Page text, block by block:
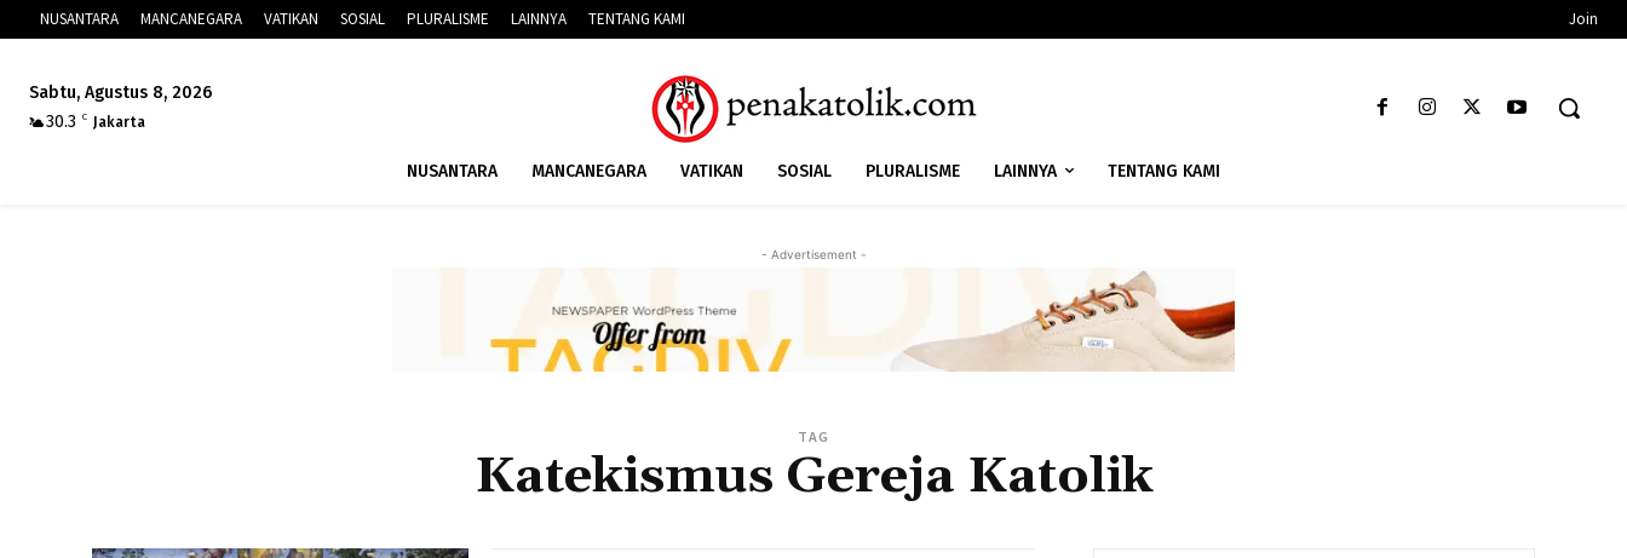
NUSANTARA MANCANEGARA VATIKAN SOSIAL PLURALISME LAINNYA TENTANG KAMI Join
Sabtu, Agustus 8, 2026
30.3
C Jakarta
NUSANTARA MANCANEGARA VATIKAN SOSIAL PLURALISME LAINNYA TENTANG KAMI
- Advertisement -
TAG
Katekismus Gereja Katolik